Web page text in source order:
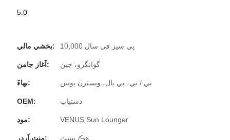
5.0
بخشي مالي: 10,000 پي سيز في سال
آغاز جامن: گوانگزو، چين
بهاءَ: ٽي / ٽي، پي پال، ويسٽرن يونين
OEM: دستياب
موڊ: VENUS Sun Lounger
منٽ.آرڊر: هڪ سيٽ